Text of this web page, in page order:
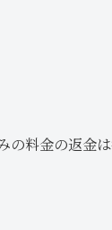
料金の返金